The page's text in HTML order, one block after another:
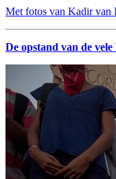
Met fotos van Kadir van
De opstand van de